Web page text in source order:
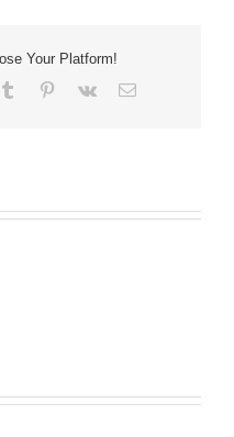
Your Platform!
Tumblr Pinterest
Vk
E-
Alive